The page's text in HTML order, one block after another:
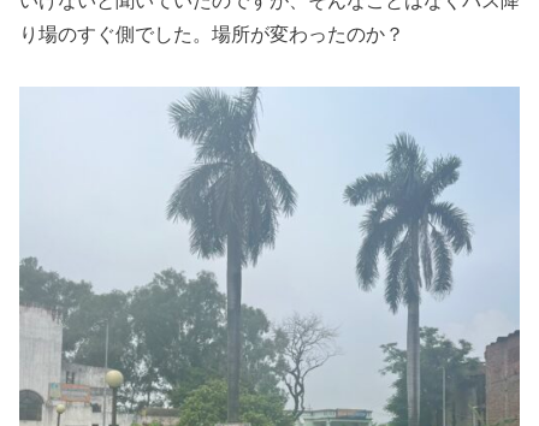
り場のすぐ側でした。場所が変わったのか？